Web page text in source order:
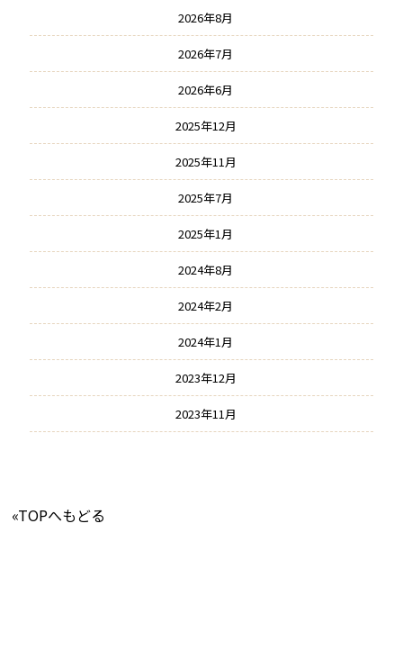
2026年8月
2026年7月
2026年6月
2025年12月
2025年11月
2025年7月
2025年1月
2024年8月
2024年2月
2024年1月
2023年12月
2023年11月
«TOPへもどる